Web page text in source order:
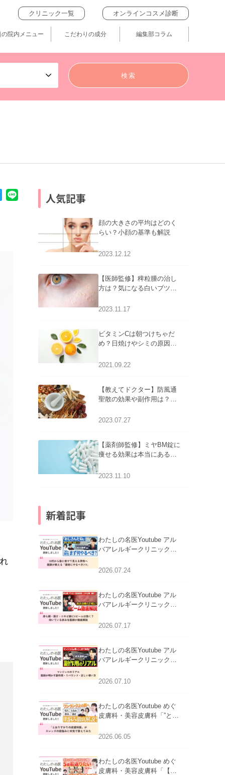
クリニック一覧 オンラインコスメ診断
の院内メニュー こだわりの成分 編集部コラム
人気記事
顔の大きさの平均はどのく
らい？小顔の基準も解説
2023.12.12
【医師監修】稗粒腫の治し
方は？気になる白いブツブ
アについて
2023.11.17
ビタミンCは朝つけちゃだ
め？日焼けやシミの原因に
2021.09.22
【教えてドクター】防風通
聖散の効果や副作用は？長
2023.07.27
【薬剤師監修】ミヤBM錠に
痩せる効果は本当にある
2023.11.10
新着記事
わたしの名医Youtube アル
バアレルギークリニック札
える男性へ｜医師が教える
2026.07.24
わたしの名医Youtube アル
バアレルギークリニック札
跡にVビームは効く？向い
2026.07.17
わたしの名医Youtube アル
バアレルギークリニック札
医師が明かす副作用・リバ
2026.07.10
わたしの名医Youtube めぐ
皮膚科・美容皮膚科「”とお
ッズの肌悩みに本気で答え
2026.06.05
わたしの名医Youtube めぐ
皮膚科・美容皮膚科「【ヒ